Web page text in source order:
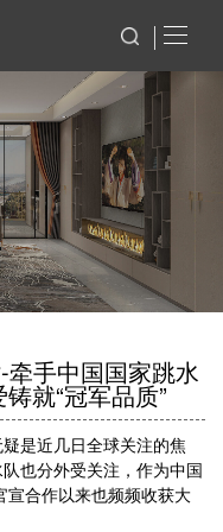
手中国国家跳水
就“冠军品质”
是近几日全球关注的焦
也分外受关注，作为中国
宣合作以来也频频收获大